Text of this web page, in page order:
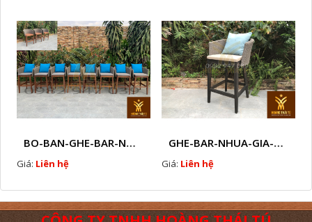
BO-BAN-GHE-BAR-NHUA-GIA-MAY-SAN-VUON-EW3
Giá: Liên hệ
GHE-BAR-NHUA-GIA-MAY-NGOAI-TROI-N7
Giá: Liên hệ